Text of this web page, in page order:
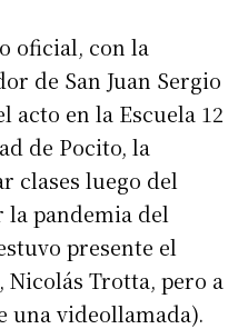
oficial, con la
de San Juan Sergio
acto en la Escuela 12
de Pocito, la
clases luego del
la pandemia del
presente el
Trotta, pero a
una videollamada).